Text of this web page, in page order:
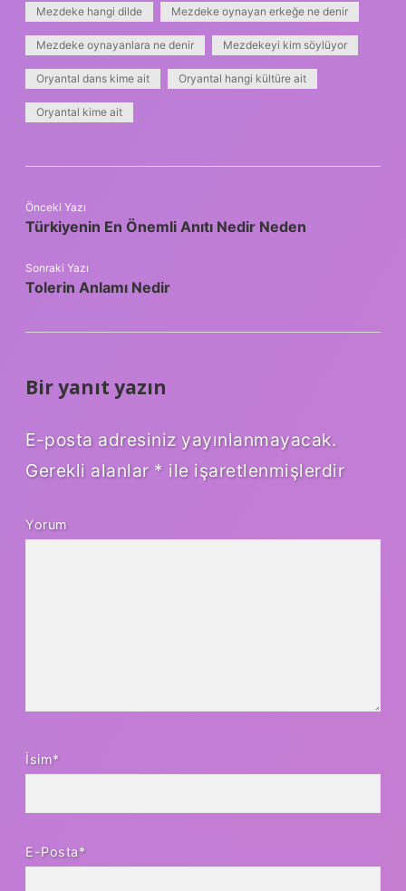
Mezdeke hangi dilde Mezdeke oynayan erkeğe ne denir
Mezdeke oynayanlara ne denir Mezdekeyi kim söylüyor
Oryantal dans kime ait Oryantal hangi kültüre ait
Oryantal kime ait
Önceki Yazı
Türkiyenin En Önemli Anıtı Nedir Neden
Sonraki Yazı
Tolerin Anlamı Nedir
Bir yanıt yazın
E-posta adresiniz yayınlanmayacak.
Gerekli alanlar * ile işaretlenmişlerdir
Yorum
İsim*
E-Posta*